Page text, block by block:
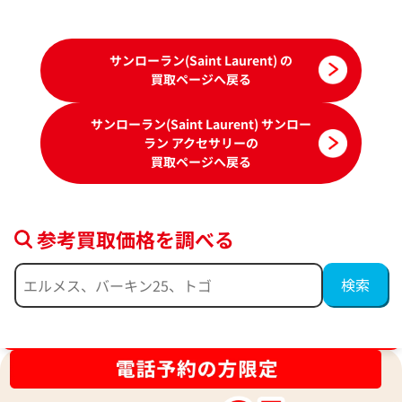
サンローラン ネックレス
参考買取価格
2025年6月17日時点
サンローラン リン
参考買取価格
2026年1月17日時
サンローラン(Saint Laurent) の
買取ページへ戻る
サンローラン(Saint Laurent) サンロー
ラン アクセサリーの
買取ページへ戻る
参考買取価格を調べる